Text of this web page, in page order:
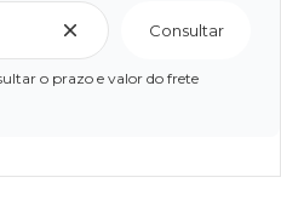
Consultar
o prazo e valor do frete